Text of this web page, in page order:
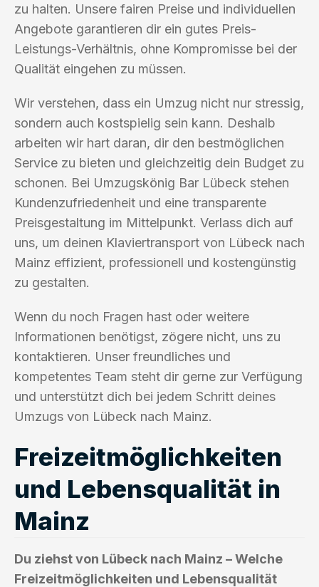
zu halten. Unsere fairen Preise und individuellen
Angebote garantieren dir ein gutes Preis-
Leistungs-Verhältnis, ohne Kompromisse bei der
Qualität eingehen zu müssen.
Wir verstehen, dass ein Umzug nicht nur stressig,
sondern auch kostspielig sein kann. Deshalb
arbeiten wir hart daran, dir den bestmöglichen
Service zu bieten und gleichzeitig dein Budget zu
schonen. Bei Umzugskönig Bar Lübeck stehen
Kundenzufriedenheit und eine transparente
Preisgestaltung im Mittelpunkt. Verlass dich auf
uns, um deinen Klaviertransport von Lübeck nach
Mainz effizient, professionell und kostengünstig
zu gestalten.
Wenn du noch Fragen hast oder weitere
Informationen benötigst, zögere nicht, uns zu
kontaktieren. Unser freundliches und
kompetentes Team steht dir gerne zur Verfügung
und unterstützt dich bei jedem Schritt deines
Umzugs von Lübeck nach Mainz.
Freizeitmöglichkeiten
und Lebensqualität in
Mainz
Du ziehst von Lübeck nach Mainz – Welche
Freizeitmöglichkeiten und Lebensqualität